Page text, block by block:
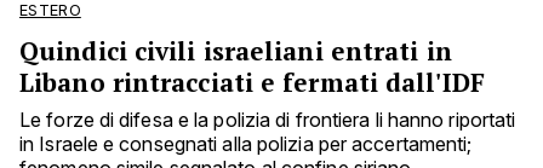
ESTERO
Quindici civili israeliani entrati in
Libano rintracciati e fermati dall'IDF
Le forze di difesa e la polizia di frontiera li hanno riportati
in Israele e consegnati alla polizia per accertamenti;